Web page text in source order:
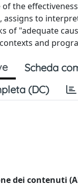
the
assigns to
of "adequate
and
Scheda
(DC)
dei contenuti